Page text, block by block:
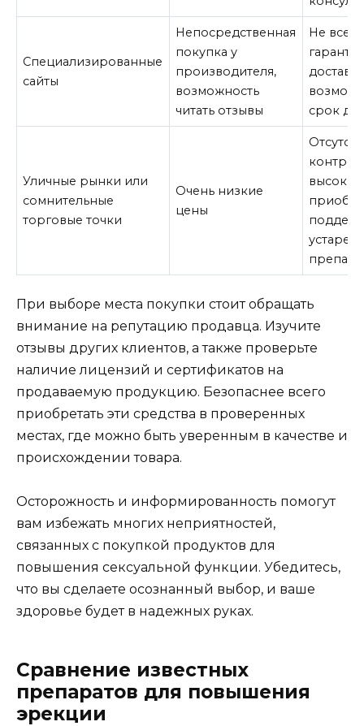
Специализированные
сайты
Непосредственная
покупка у
производителя,
возможность
читать отзывы
Не
срок
Уличные рынки или
сомнительные
торговые точки
Очень низкие
цены
При выборе места покупки стоит обращать
внимание на репутацию продавца. Изучите
отзывы других клиентов, а также проверьте
наличие лицензий и сертификатов на
продаваемую продукцию. Безопаснее всего
приобретать эти средства в проверенных
местах, где можно быть уверенным в качестве и
происхождении товара.
Осторожность и информированность помогут
вам избежать многих неприятностей,
связанных с покупкой продуктов для
повышения сексуальной функции. Убедитесь,
что вы сделаете осознанный выбор, и ваше
здоровье будет в надежных руках.
Сравнение известных
препаратов для повышения
эрекции